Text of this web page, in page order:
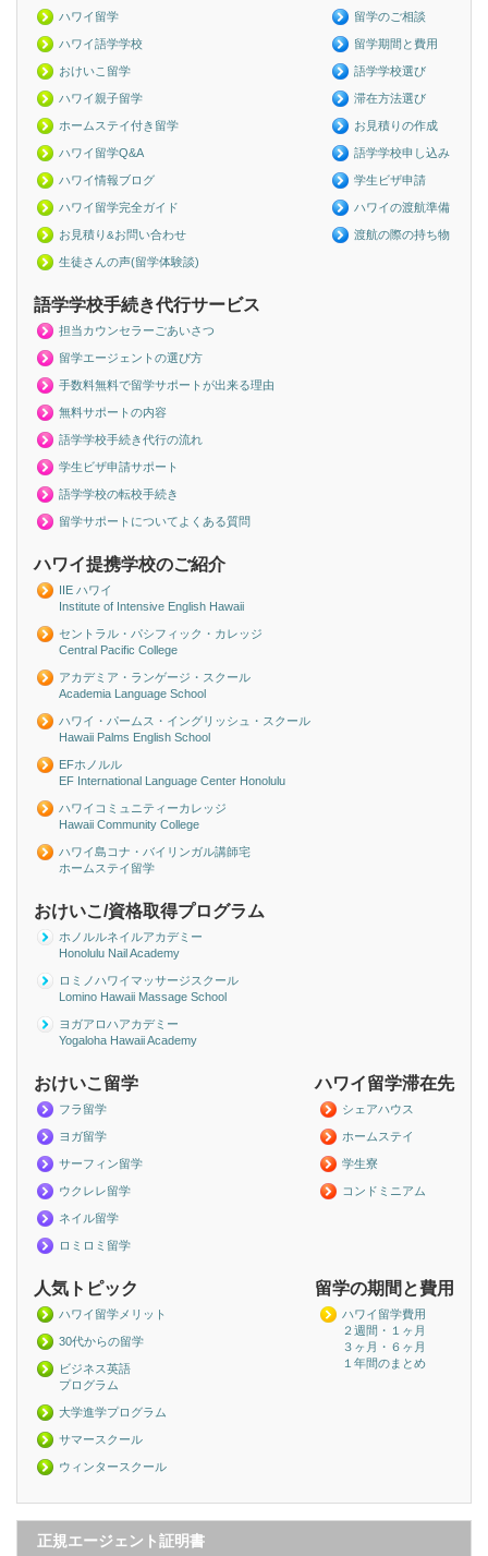
留学のご相談
留学期間と費用
語学学校選び
滞在方法選び
お見積りの作成
語学学校申し込み
学生ビザ申請
ハワイの渡航準備
渡航の際の持ち物
ハワイ留学
ハワイ語学学校
おけいこ留学
ハワイ親子留学
ホームステイ付き留学
ハワイ留学Q&A
ハワイ情報ブログ
ハワイ留学完全ガイド
お見積り&お問い合わせ
生徒さんの声(留学体験談)
語学学校手続き代行サービス
担当カウンセラーごあいさつ
留学エージェントの選び方
手数料無料で留学サポートが出来る理由
無料サポートの内容
語学学校手続き代行の流れ
学生ビザ申請サポート
語学学校の転校手続き
留学サポートについてよくある質問
ハワイ提携学校のご紹介
IIE ハワイ
Institute of Intensive English Hawaii
セントラル・パシフィック・カレッジ
Central Pacific College
アカデミア・ランゲージ・スクール
Academia Language School
ハワイ・パームス・イングリッシュ・スクール
Hawaii Palms English School
EFホノルル
EF International Language Center Honolulu
ハワイコミュニティーカレッジ
Hawaii Community College
ハワイ島コナ・バイリンガル講師宅
ホームステイ留学
おけいこ/資格取得プログラム
ホノルルネイルアカデミー
Honolulu Nail Academy
ロミノハワイマッサージスクール
Lomino Hawaii Massage School
ヨガアロハアカデミー
Yogaloha Hawaii Academy
ハワイ留学滞在先
シェアハウス
ホームステイ
学生寮
コンドミニアム
おけいこ留学
フラ留学
ヨガ留学
サーフィン留学
ウクレレ留学
ネイル留学
ロミロミ留学
留学の期間と費用
ハワイ留学費用
２週間・１ヶ月
３ヶ月・６ヶ月
１年間のまとめ
人気トピック
ハワイ留学メリット
30代からの留学
ビジネス英語
プログラム
大学進学プログラム
サマースクール
ウィンタースクール
正規エージェント証明書